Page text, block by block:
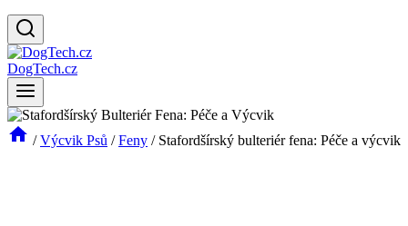
DogTech.cz
/ Výcvik Psů / Feny / Stafordšírský bulteriér fena: Péče a výcvik